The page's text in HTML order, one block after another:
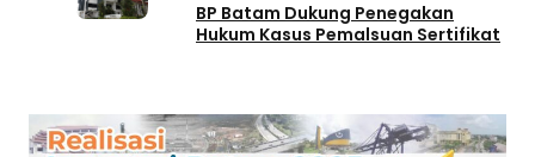
BP Batam Dukung Penegakan
Hukum Kasus Pemalsuan Sertifikat